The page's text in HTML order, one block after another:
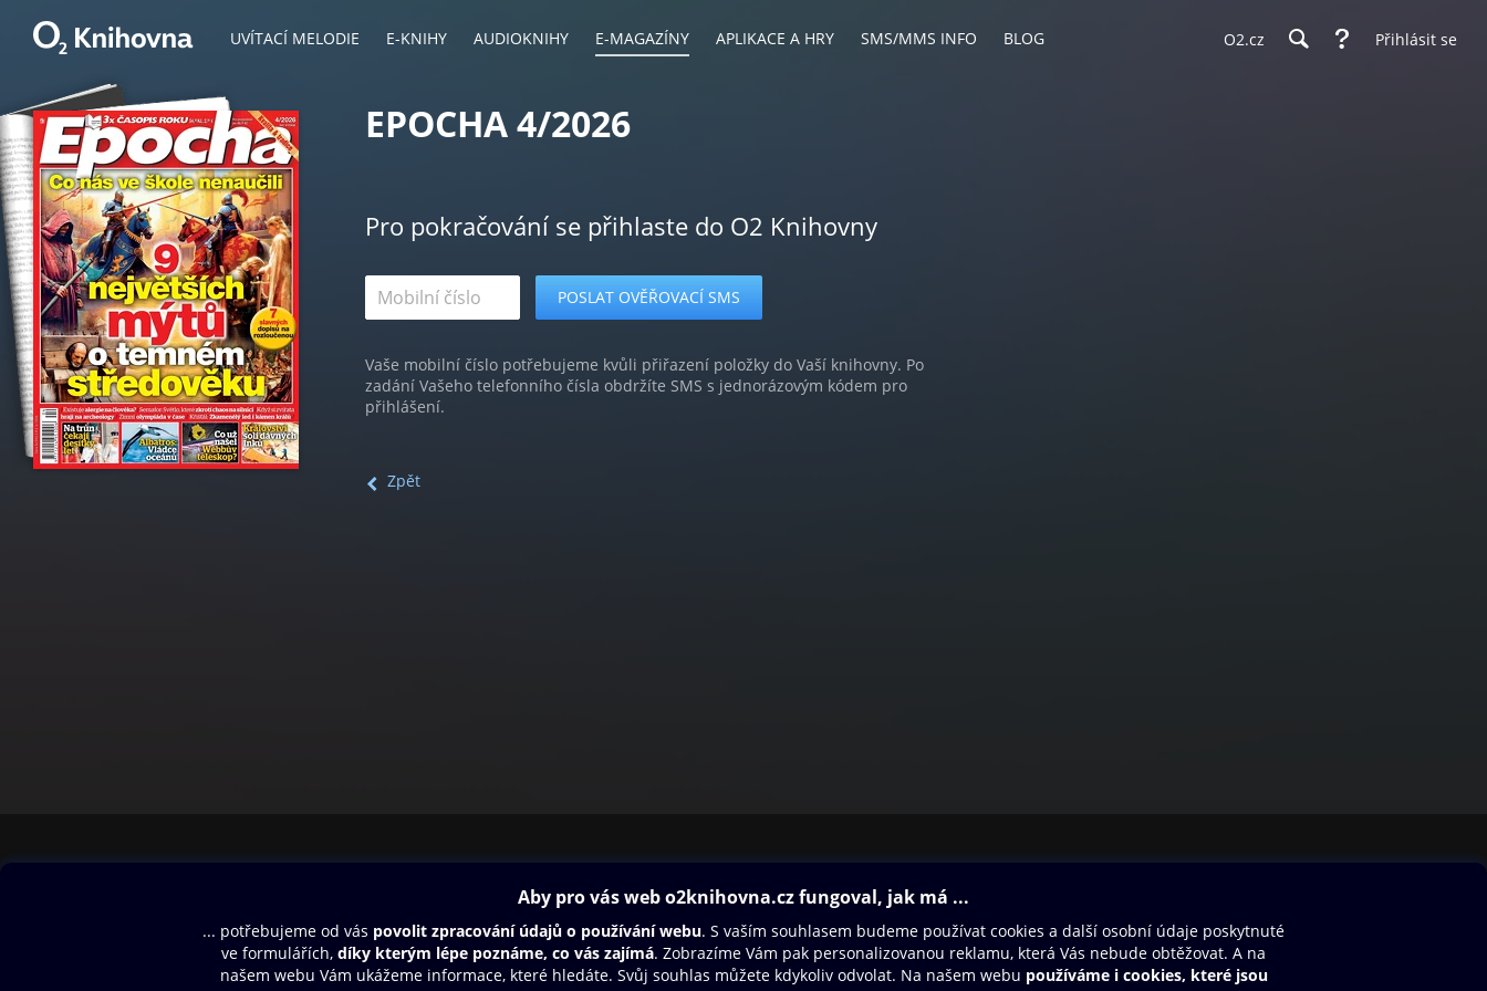
UVÍTACÍ MELODIE E-KNIHY AUDIOKNIHY E-MAGAZÍNY APLIKACE A HRY SMS/MMS INFO BLOG O2.cz Přihlásit se
EPOCHA 4/2026
Pro pokračování se přihlaste do O2 Knihovny
Vaše mobilní číslo potřebujeme kvůli přiřazení položky do Vaší knihovny. Po
zadání Vašeho telefonního čísla obdržíte SMS s jednorázovým kódem pro
přihlášení.
Zpět
Aplikace a hry
SMS/MMS Info
Blog
Dárkový poukaz
Nápověda
Oneplay Originály
Sport